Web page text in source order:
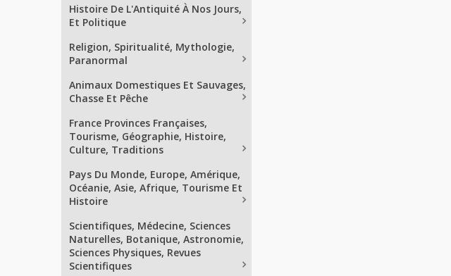
Histoire De L'Antiquité À Nos Jours,
Et Politique
Religion, Spiritualité, Mythologie,
Paranormal
Animaux Domestiques Et Sauvages,
Chasse Et Pêche
France Provinces Françaises,
Tourisme, Géographie, Histoire,
Culture, Traditions
Pays Du Monde, Europe, Amérique,
Océanie, Asie, Afrique, Tourisme Et
Histoire
Scientifiques, Médecine, Sciences
Naturelles, Botanique, Astronomie,
Sciences Physiques, Revues
Scientifiques